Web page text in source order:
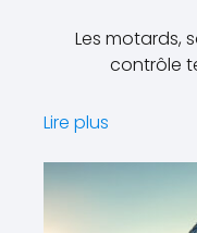
Les motards,
contrôle
Lire plus